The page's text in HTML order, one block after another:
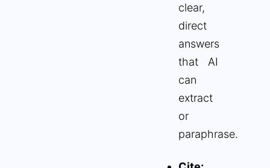
clear,
direct
answers
that AI
can
extract
or
paraphrase.